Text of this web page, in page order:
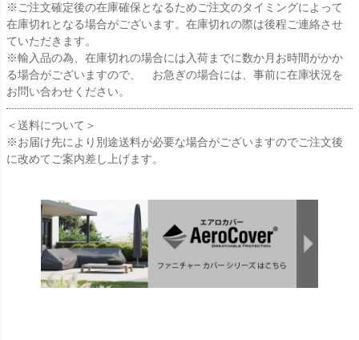
※ご注文確定後の在庫確保となるためご注文のタイミングによって
在庫切れとなる場合がございます。在庫切れの際は後程ご連絡させ
ていただきます。
※輸入品の為、在庫切れの場合には入荷までに数か月お時間がかか
る場合がございますので、 お急ぎの場合には、事前に在庫状況を
お問い合わせください。
＜送料について＞
※お届け先により別途送料が必要な場合がございますのでご注文後
に改めてご案内差し上げます。